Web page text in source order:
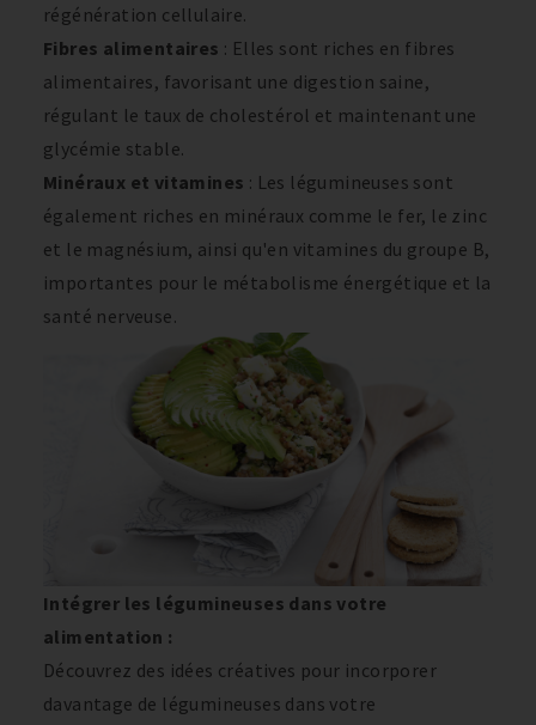
régénération cellulaire.
Fibres alimentaires : Elles sont riches en fibres
alimentaires, favorisant une digestion saine,
régulant le taux de cholestérol et maintenant une
glycémie stable.
Minéraux et vitamines : Les légumineuses sont
également riches en minéraux comme le fer, le zinc
et le magnésium, ainsi qu'en vitamines du groupe B,
importantes pour le métabolisme énergétique et la
santé nerveuse.
Intégrer les légumineuses dans votre
alimentation :
Découvrez des idées créatives pour incorporer
davantage de légumineuses dans votre